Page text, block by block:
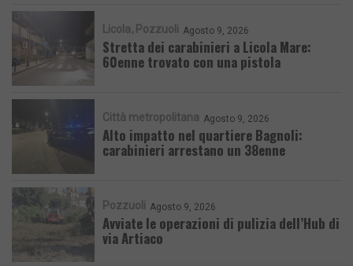
Licola Pozzuoli Agosto 9, 2026
Stretta dei carabinieri a Licola Mare:
60enne trovato con una pistola
Città metropolitana Agosto 9, 2026
Alto impatto nel quartiere Bagnoli:
carabinieri arrestano un 38enne
Pozzuoli Agosto 9, 2026
Avviate le operazioni di pulizia dell’Hub di
via Artiaco